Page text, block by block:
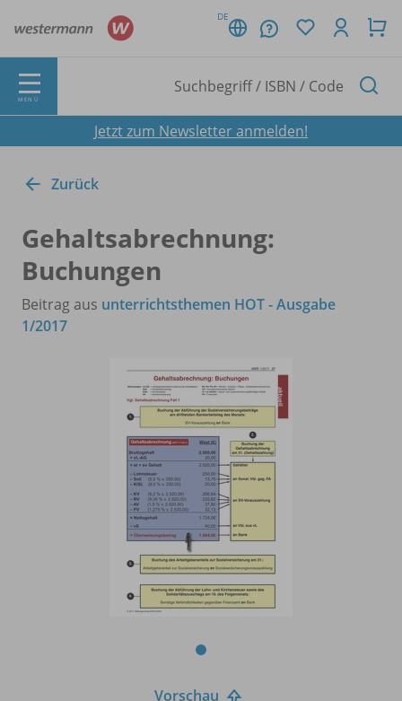
DE
MENÜ
Jetzt zum Newsletter anmelden!
Zurück
Gehaltsabrechnung:
Buchungen
Beitrag aus unterrichtsthemen HOT - Ausgabe
1/2017
Vorschau